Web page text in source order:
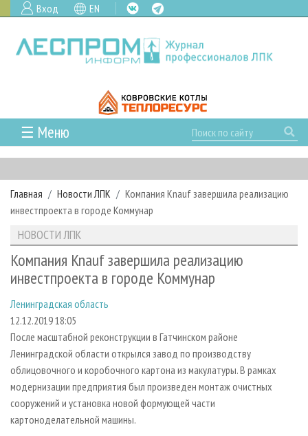
Вход EN
☰ Меню
ГЛАВНАЯ
РУБРИКИ И ТЕМЫ
РУБРИКИ ЖУРНАЛА
ЛЕСОЗАГОТОВКА
ЛЕСОПИЛЕНИЕ
СУШКА ДРЕВЕСИНЫ
ПРОИЗВОДСТВО ДРЕВЕСНЫХ ПЛИТ
ДЕРЕВЯННОЕ ДОМОСТРОЕНИЕ
ПРОИЗВОДСТВО МЕБЕЛИ
БИОЭНЕРГЕТИКА
НОВОСТИ
НОВОСТИ ЛПК
НОВОСТИ ЖУРНАЛА
ПРОЕКТЫ ЛПИ
АНАЛИТИКА
ПРЕДПРИЯТИЯ ЛПК
ПЕРСОНЫ
МОБИЛЬНЫЕ ВЫСТАВКИ
ОФИЦИАЛЬНЫЕ ДЕЛЕГАЦИИ
ПРИОРИТЕТНЫЕ ИНВЕСТПРОЕКТЫ
RUSSIAN FORESTRY REVIEW
АРХИВ ЖУРНАЛОВ
О ЖУРНАЛЕ
КОНТАКТЫ
РЕКЛАМОДАТЕЛЯМ
РЕКЛАМА
РЕКЛАМА НА САЙТЕ
Главная Новости ЛПК
Компания Knauf завершила реализацию
инвестпроекта в городе Коммунар
НОВОСТИ ЛПК
Компания Knauf завершила реализацию
инвестпроекта в городе Коммунар
Ленинградская область
12.12.2019 18:05
После масштабной реконструкции в Гатчинском районе
Ленинградской области открылся завод по производству
облицовочного и коробочного картона из макулатуры. В рамках
модернизации предприятия был произведен монтаж очистных
сооружений и установка новой формующей части
картоноделательной машины.